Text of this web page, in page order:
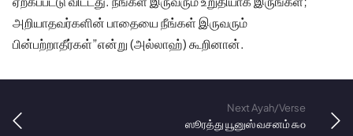
அறியாதவர்களின் பாதையை நீங்கள் இருவரும்
பின்பற்றாதீர்கள்”என்று (அல்லாஹ்) கூறினான்.
Next Ayah/Verse
ஸூரத்து யூனுஸ் வசனம் ௯௦